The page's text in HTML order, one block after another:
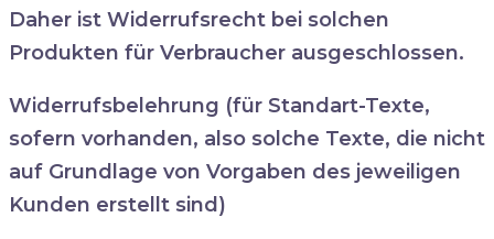
Daher ist Widerrufsrecht bei solchen
Produkten für Verbraucher ausgeschlossen.
Widerrufsbelehrung (für Standart-Texte,
sofern vorhanden, also solche Texte, die nicht
auf Grundlage von Vorgaben des jeweiligen
Kunden erstellt sind)